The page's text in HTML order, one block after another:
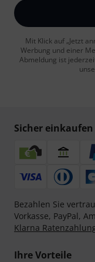
Mit Klick auf „Jetzt
Werbung und einer
Abmeldung ist
Sicher
Bezahlen Sie
Vorkasse, PayPal,
Klarna
Ihre Vorteile